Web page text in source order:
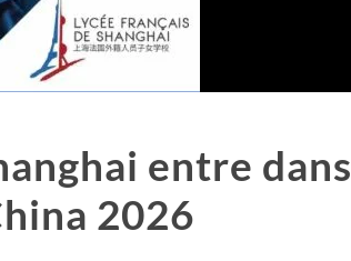
entre dans
2026